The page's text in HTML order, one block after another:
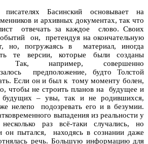
Басинский основывает на
и архивных документах, так что
отвечать за каждое слово. Своих
он, претендуя на окончательную
но, погружаясь в материал, иногда
те версии, которые были созданы
Так, например, совершенно
предположение, будто Толстой
Если он и был к тому моменту болен,
чтобы не строить планов на будущее и
будущих – увы, так и не родившихся,
нелепо подозревать его и в безумии.
выпадения из реальности у
раз всё-таки случались, но
он пытался, находясь в сознании даже
речь. Большую информацию для